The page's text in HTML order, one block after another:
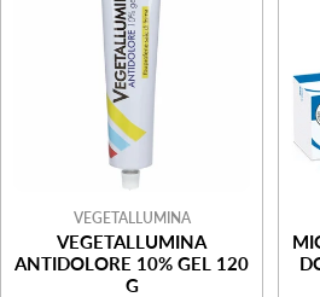
VEGETALLUMINA
VEGETALLUMINA
ANTIDOLORE 10% GEL 120
G